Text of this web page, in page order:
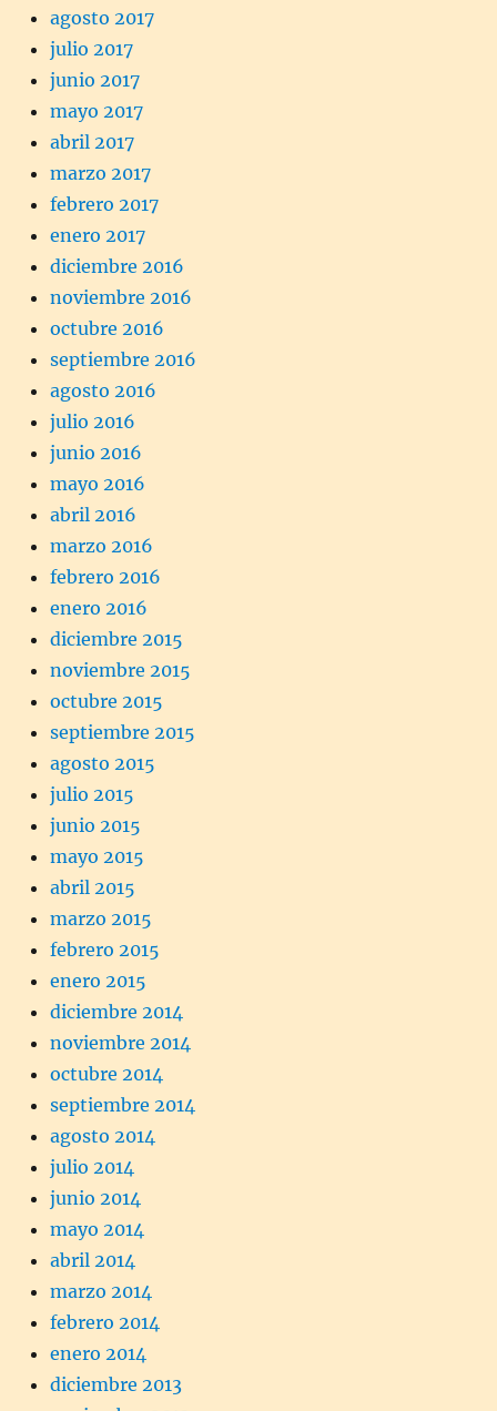
agosto 2017
julio 2017
junio 2017
mayo 2017
abril 2017
marzo 2017
febrero 2017
enero 2017
diciembre 2016
noviembre 2016
octubre 2016
septiembre 2016
agosto 2016
julio 2016
junio 2016
mayo 2016
abril 2016
marzo 2016
febrero 2016
enero 2016
diciembre 2015
noviembre 2015
octubre 2015
septiembre 2015
agosto 2015
julio 2015
junio 2015
mayo 2015
abril 2015
marzo 2015
febrero 2015
enero 2015
diciembre 2014
noviembre 2014
octubre 2014
septiembre 2014
agosto 2014
julio 2014
junio 2014
mayo 2014
abril 2014
marzo 2014
febrero 2014
enero 2014
diciembre 2013